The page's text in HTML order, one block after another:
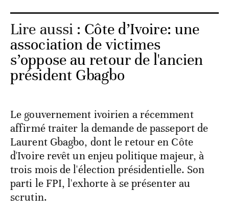
Lire aussi : Côte d’Ivoire: une
association de victimes
s’oppose au retour de l'ancien
président Gbagbo
Le gouvernement ivoirien a récemment
affirmé traiter la demande de passeport de
Laurent Gbagbo, dont le retour en Côte
d'Ivoire revêt un enjeu politique majeur, à
trois mois de l'élection présidentielle. Son
parti le FPI, l'exhorte à se présenter au
scrutin.